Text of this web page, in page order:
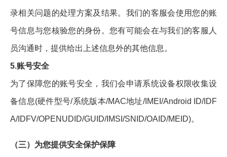
录相关问题的处理方案及结果。我们的客服会使用您的账
号信息与您核验您的身份。您有可能会在与我们的客服人
员沟通时，提供给出上述信息外的其他信息。
5.账号安全
为了保障您的账号安全，我们会申请系统设备权限收集设
备信息(硬件型号/系统版本/MAC地址/IMEI/Android ID/IDF
A/IDFV/OPENUDID/GUID/IMSI/SNID/OAID/MEID)。
（三）为您提供安全保护保障